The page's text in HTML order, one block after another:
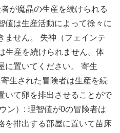
が魔晶の生産を続けられる
値は生産活動によって徐々に
ません。 失神（フェインテ
生産を続けられません。体
に置いてください。 寄生
生された冒険者は生産を続
いて卵を排出させることがで
ン）: 理智値が0の冒険者は
を排出する部屋に置いて苗床